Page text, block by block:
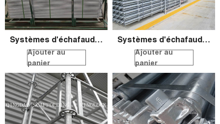
Systèmes d'échafaudage ronds QS
Ajouter au
panier
Systèmes d'échafaudage ronds QS
Ajouter au
panier